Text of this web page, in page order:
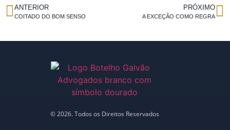
ANTERIOR
COITADO DO BOM SENSO
PRÓXIMO
A EXCEÇÃO COMO REGRA
©2026. Todos os Direitos Reservados